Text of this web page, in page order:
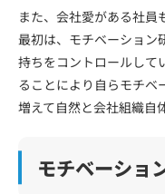
また、会社愛がある社員
最初は、モチベーション
持ちをコントロールして
ることにより自らモチベ
増えて自然と会社組織自
モチベーショ